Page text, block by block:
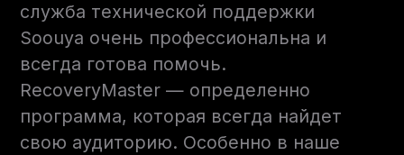
служба технической поддержки
Soouya очень профессиональна и
всегда готова помочь.
RecoveryMaster — определенно
программа, которая всегда найдет
свою аудиторию. Особенно в наше